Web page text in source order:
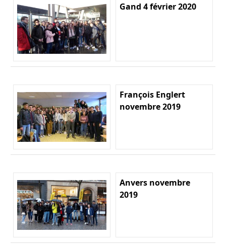
Gand 4 février 2020
François Englert
novembre 2019
Anvers novembre
2019